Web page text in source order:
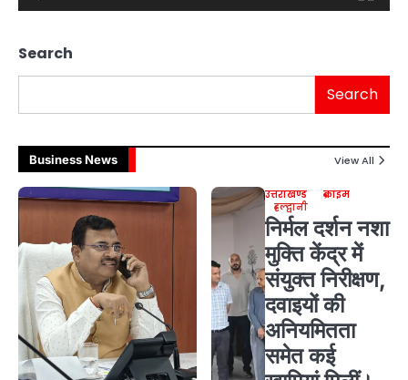
Search
Search
Business News View All
उत्तराखण्ड
क्राइम
हल्द्वानी
निर्मल दर्शन नशा
मुक्ति केंद्र में
संयुक्त निरीक्षण,
दवाइयों की
अनियमितता
समेत कई